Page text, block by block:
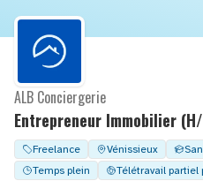
ALB Conciergerie
Freelance Vénissieux
Temps plein
Télétravail partiel